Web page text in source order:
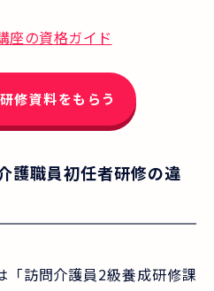
座の資格ガイド
修資料をもらう
護職員初任者研修の違
「訪問介護員2級養成研修課